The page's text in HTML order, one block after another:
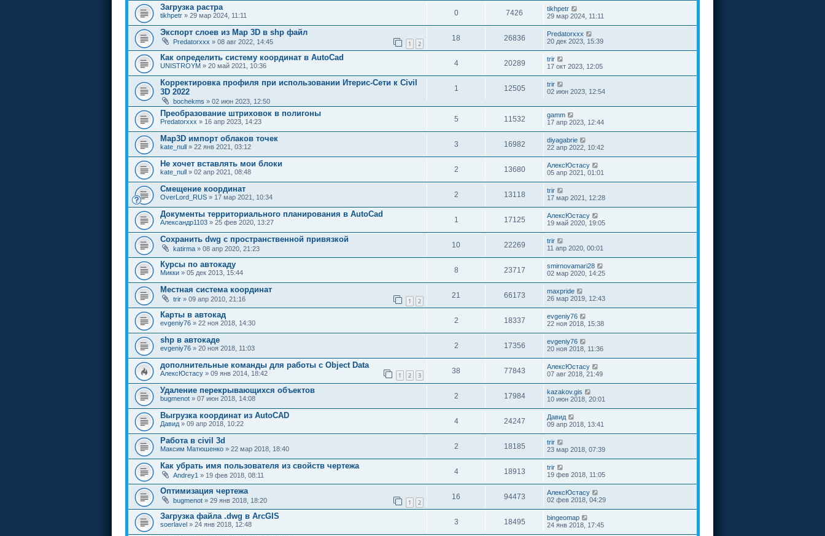
Загрузка растра
tikhpetr » 29 мар 2024, 11:11 0 7426
tikhpetr
29 мар 2024, 11:11
Экспорт слоев из Map 3D в shp файл
Predatorxxx » 08 авг 2022, 14:45 1 2
18 26836
Predatorxxx
20 дек 2023, 15:39
Как определить систему координат в AutoCad
UNISTROYM » 20 май 2021, 10:36 4 20289
trir
17 окт 2023, 12:05
Корректировка профиля при использовании Итерис-Сети к Civil
3D 2022
bochekms » 02 июн 2023, 12:50
1 12505
trir
02 июн 2023, 12:54
Преобразование штриховок в полигоны
Predatorxxx » 16 апр 2023, 14:23 5 11532
gamm
17 апр 2023, 12:44
Map3D импорт облаков точек
kate_null » 22 янв 2021, 03:12 3 16982
diyagabrie
22 апр 2022, 10:42
Не хочет вставлять мои блоки
kate_null » 02 апр 2021, 08:48 2 13680
АлексЮстасу
05 апр 2021, 01:01
Смещение координат
OverLord_RUS » 17 мар 2021, 10:34 2 13118
trir
17 мар 2021, 12:28
Документы территориального планирования в AutoCad
Александр1103 » 25 фев 2020, 13:27 1 17125
АлексЮстасу
19 май 2020, 19:05
Сохранить dwg с пространственной привязкой
katirma » 08 апр 2020, 21:23 10 22269
trir
11 апр 2020, 00:01
Курсы по автокаду
Микки » 05 дек 2013, 15:44 8 23717
smirnovamari28
02 мар 2020, 14:25
Местная система координат
trir » 09 апр 2010, 21:16 1 2
21 66173
maxpride
26 мар 2019, 12:43
Карты в автокад
evgeniy76 » 22 ноя 2018, 14:30 2 18337
evgeniy76
22 ноя 2018, 15:38
shp в автокаде
evgeniy76 » 20 ноя 2018, 11:03 2 17356
evgeniy76
20 ноя 2018, 11:36
дополнительные команды для работы с Object Data
АлексЮстасу » 09 янв 2014, 18:42 1 2 3
38 77843
АлексЮстасу
07 авг 2018, 21:49
Удаление перекрывающихся объектов
bugmenot » 07 июн 2018, 14:08 2 17984
kazakov.gis
10 июн 2018, 20:01
Выгрузка координат из AutoCAD
Давид » 09 апр 2018, 10:22 4 24247
Давид
09 апр 2018, 13:41
Работа в civil 3d
Максим Матюшенко » 22 мар 2018, 18:40 2 18185
trir
23 мар 2018, 07:39
Как убрать имя пользователя из свойств чертежа
Andrey1 » 19 фев 2018, 08:11 4 18913
trir
19 фев 2018, 11:05
Оптимизация чертежа
bugmenot » 29 янв 2018, 18:20 1 2
16 94473
АлексЮстасу
02 фев 2018, 04:29
Загрузка файла .dwg в ArcGIS
soerlavel » 24 янв 2018, 12:48 3 18495
bingeomap
24 янв 2018, 17:45